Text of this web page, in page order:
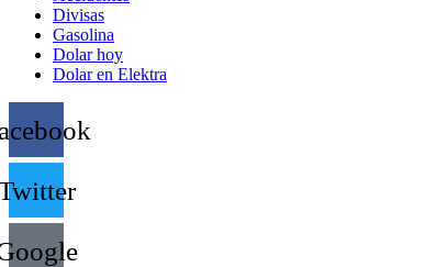
Divisas
Gasolina
Dolar hoy
Dolar en Elektra